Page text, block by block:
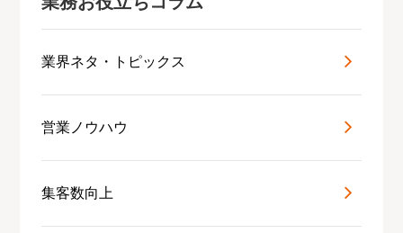
業界ネタ・トピックス
営業ノウハウ
集客数向上